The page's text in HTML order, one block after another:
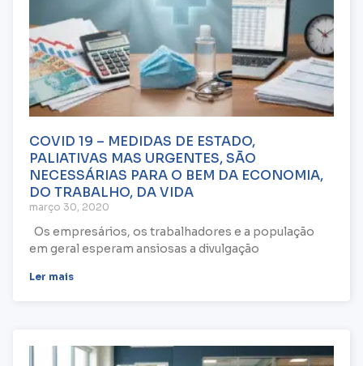
COVID 19 – MEDIDAS DE ESTADO,
PALIATIVAS MAS URGENTES, SÃO
NECESSÁRIAS PARA O BEM DA ECONOMIA,
DO TRABALHO, DA VIDA
março 30, 2020
Os empresários, os trabalhadores e a população
em geral esperam ansiosas a divulgação
Ler mais